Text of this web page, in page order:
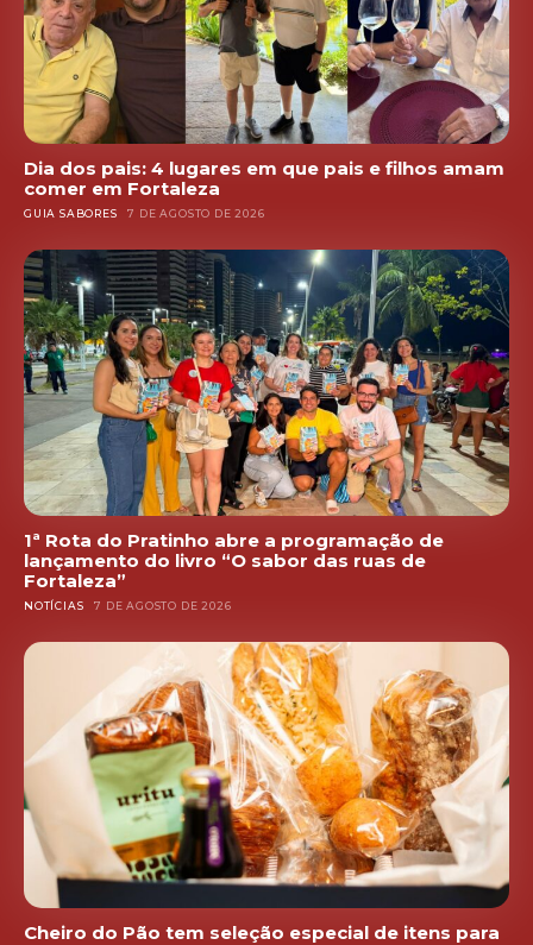
Dia dos pais: 4 lugares em que pais e filhos amam
comer em Fortaleza
GUIA SABORES 7 DE AGOSTO DE 2026
1ª Rota do Pratinho abre a programação de
lançamento do livro “O sabor das ruas de
Fortaleza”
NOTÍCIAS 7 DE AGOSTO DE 2026
Cheiro do Pão tem seleção especial de itens para